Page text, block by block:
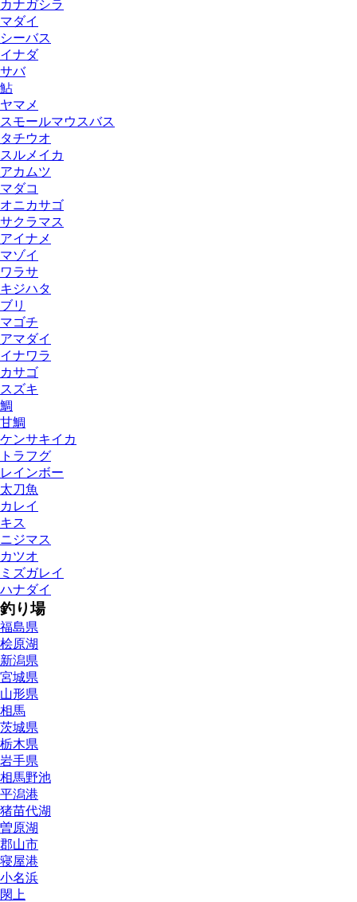
カナガシラ
マダイ
シーバス
イナダ
サバ
鮎
ヤマメ
スモールマウスバス
タチウオ
スルメイカ
アカムツ
マダコ
オニカサゴ
サクラマス
アイナメ
マゾイ
ワラサ
キジハタ
ブリ
マゴチ
アマダイ
イナワラ
カサゴ
スズキ
鯛
甘鯛
ケンサキイカ
トラフグ
レインボー
太刀魚
カレイ
キス
ニジマス
カツオ
ミズガレイ
ハナダイ
釣り場
福島県
桧原湖
新潟県
宮城県
山形県
相馬
茨城県
栃木県
岩手県
相馬野池
平潟港
猪苗代湖
曽原湖
郡山市
寝屋港
小名浜
閖上